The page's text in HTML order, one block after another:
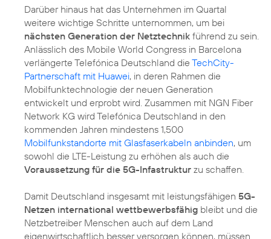
Darüber hinaus hat das Unternehmen im Quartal
weitere wichtige Schritte unternommen, um bei
nächsten Generation der Netztechnik führend zu sein.
Anlässlich des Mobile World Congress in Barcelona
verlängerte Telefónica Deutschland die TechCity-
Partnerschaft mit Huawei, in deren Rahmen die
Mobilfunktechnologie der neuen Generation
entwickelt und erprobt wird. Zusammen mit NGN Fiber
Network KG wird Telefónica Deutschland in den
kommenden Jahren mindestens 1,500
Mobilfunkstandorte mit Glasfaserkabeln anbinden, um
sowohl die LTE-Leistung zu erhöhen als auch die
Voraussetzung für die 5G-Infastruktur zu schaffen.
Damit Deutschland insgesamt mit leistungsfähigen 5G-
Netzen international wettbewerbsfähig bleibt und die
Netzbetreiber Menschen auch auf dem Land
eigenwirtschaftlich besser versorgen können, müssen